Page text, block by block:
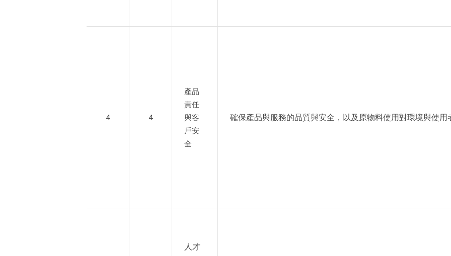
4 4
產品
責任
與客
戶安
全
確保產品與服務的品質與安全，以及原物料使用對環境與使用
人才